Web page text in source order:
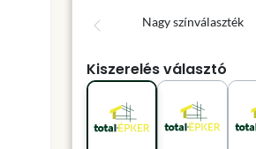
Nagy színválaszték
Kiszerelés választó